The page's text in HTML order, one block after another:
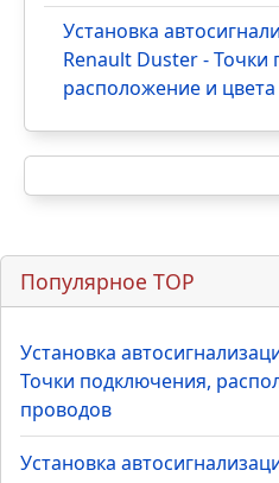
расположение и цвета
Установка
Hyundai Solaris - Точки
расположение и
Rio - Точки
Установка
Renault Duster - Точки